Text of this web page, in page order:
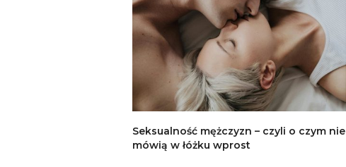
Seksualność mężczyzn – czyli o czym nie
mówią w łóżku wprost